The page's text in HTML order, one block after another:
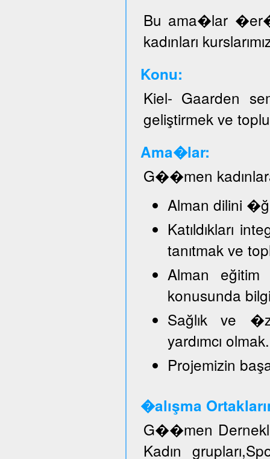
Bu ama�lar
kadınları
Konu:
Kiel- Gaarden
geliştirmek ve
Ama�lar:
G��men
Alman dilini
Katıldıkları
tanıtmak ve
Alman
konusunda
Sağlık ve
yardımcı olmak.
Projemizin
�alışma
G��men
Kadın